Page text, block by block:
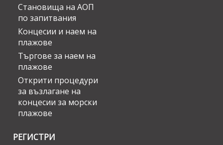
Становища на АОП
по запитвания
Концесии и наем на
плажове
Търгове за наем на
плажове
Открити процедури
за възлагане на
концесии за морски
плажове
РЕГИСТРИ